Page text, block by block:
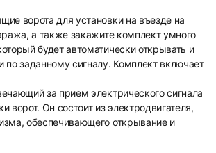
ворота для установки на въезде на
а также закажите комплект умного
будет автоматически открывать и
по заданному сигналу. Комплект включает
за прием электрического сигнала
ворот. Он состоит из электродвигателя,
обеспечивающего открывание и